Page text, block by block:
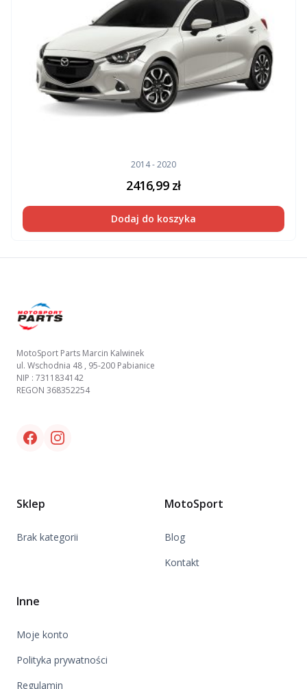
2014 - 2020
2416,99 zł
Dodaj do koszyka
MotoSport Parts Marcin Kalwinek
ul. Wschodnia 48 , 95-200 Pabianice
NIP : 7311834142
REGON 368352254
Facebook link
Instagram link
Sklep
Brak kategorii
MotoSport
Blog
Kontakt
Inne
Moje konto
Polityka prywatności
Regulamin